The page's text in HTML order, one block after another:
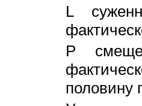
L
P
половину